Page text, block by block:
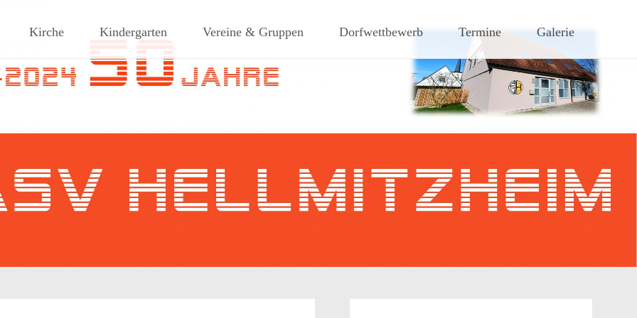
Dorf am Rande des südlichen Steigerwaldes
Kirche Kindergarten Vereine & Gruppen Dorfwettbewerb Termine Galerie